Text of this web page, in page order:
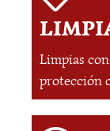
Limpias
protección